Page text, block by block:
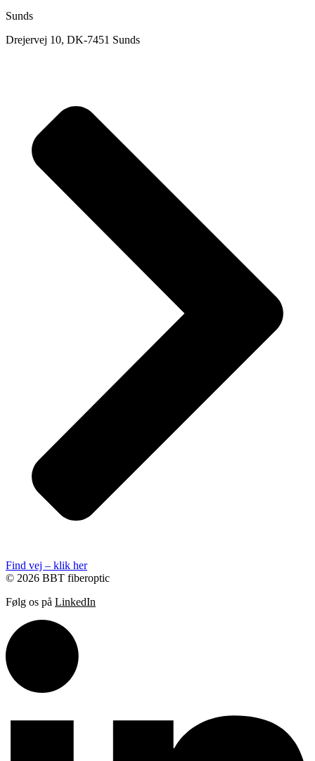
Sunds
Drejervej 10, DK-7451 Sunds
Find vej – klik her
© 2026 BBT fiberoptic
Følg os på LinkedIn